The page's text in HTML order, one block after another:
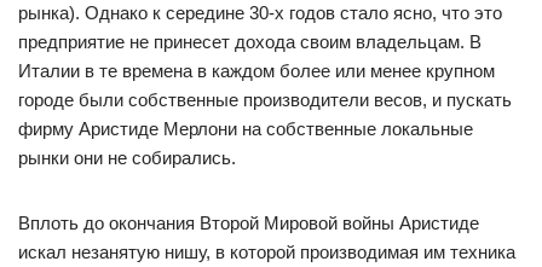
рынка). Однако к середине 30-х годов стало ясно, что это
предприятие не принесет дохода своим владельцам. В
Италии в те времена в каждом более или менее крупном
городе были собственные производители весов, и пускать
фирму Аристиде Мерлони на собственные локальные
рынки они не собирались.
Вплоть до окончания Второй Мировой войны Аристиде
искал незанятую нишу, в которой производимая им техника